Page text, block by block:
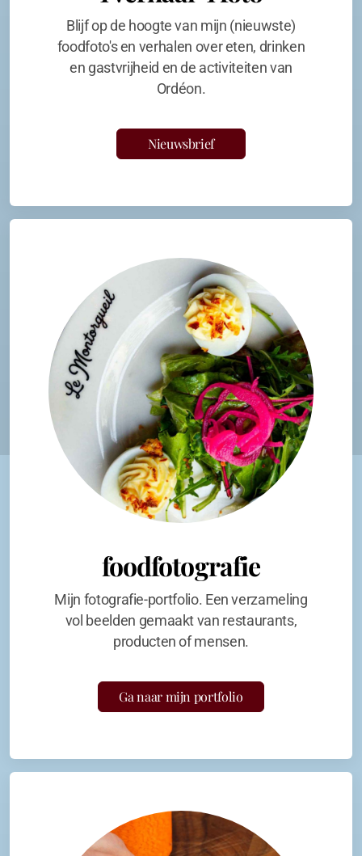
Blijf op de hoogte van mijn (nieuwste)
foodfoto's en verhalen over eten, drinken
en gastvrijheid en de activiteiten van
Ordéon.
Nieuwsbrief
foodfotografie
Mijn fotografie-portfolio. Een verzameling
vol beelden gemaakt van restaurants,
producten of mensen.
Ga naar mijn portfolio